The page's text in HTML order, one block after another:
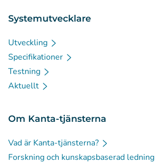
Systemutvecklare
Utveckling
Specifikationer
Testning
Aktuellt
Om Kanta-tjänsterna
Vad är Kanta-tjänsterna?
Forskning och kunskapsbaserad ledning